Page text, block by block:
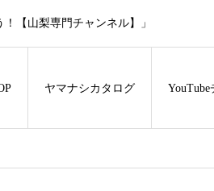
【山梨専門チャンネル】」
ヤマナシカタログ